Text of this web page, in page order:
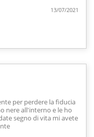
13/07/2021
per perdere la fiducia
nere all'interno e le ho
segno di vita mi avete